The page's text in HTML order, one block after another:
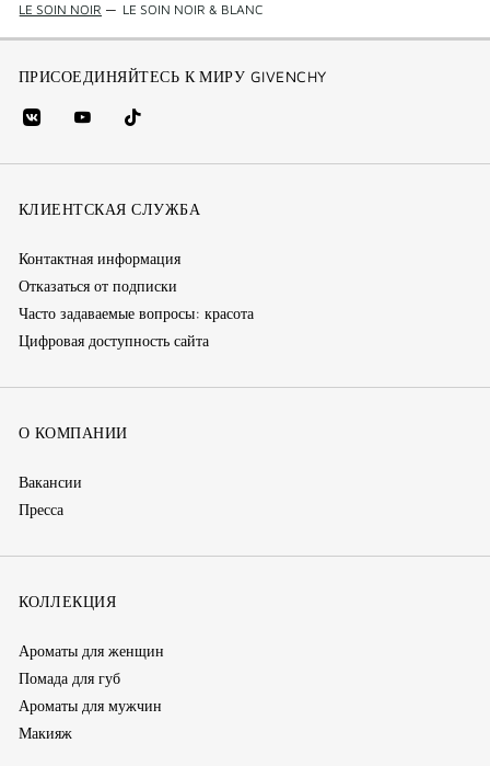
LE SOIN NOIR — LE SOIN NOIR & BLANC
ПРИСОЕДИНЯЙТЕСЬ К МИРУ GIVENCHY
vk
(new
youtube
(новое
Tik
Tok
окно)
КЛИЕНТСКАЯ СЛУЖБА
Контактная информация
Отказаться от подписки
Часто задаваемые вопросы: красота
Цифровая доступность сайта
О КОМПАНИИ
Вакансии
Пресса
КОЛЛЕКЦИЯ
Ароматы для женщин
Помада для губ
Ароматы для мужчин
Макияж